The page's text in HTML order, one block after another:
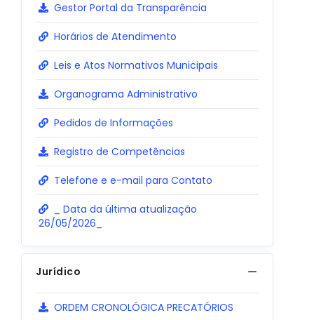
Gestor Portal da Transparência
Horários de Atendimento
Leis e Atos Normativos Municipais
Organograma Administrativo
Pedidos de Informações
Registro de Competências
Telefone e e-mail para Contato
_ Data da última atualização
26/05/2026_
Jurídico
ORDEM CRONOLÓGICA PRECATÓRIOS